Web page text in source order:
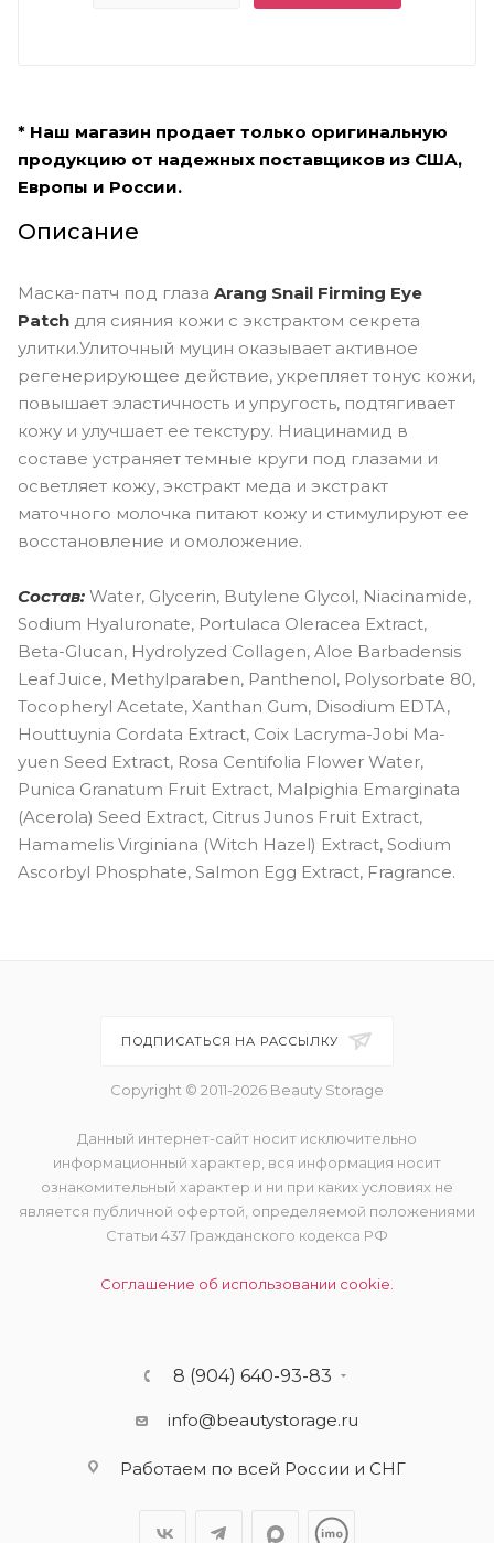
* Наш магазин продает только оригинальную
продукцию от надежных поставщиков из США,
Европы и России.
Описание
Маска-патч под глаза Arang Snail Firming Eye
Patch для сияния кожи с экстрактом секрета
улитки.Улиточный муцин оказывает активное
регенерирующее действие, укрепляет тонус кожи,
повышает эластичность и упругость, подтягивает
кожу и улучшает ее текстуру. Ниацинамид в
составе устраняет темные круги под глазами и
осветляет кожу, экстракт меда и экстракт
маточного молочка питают кожу и стимулируют ее
восстановление и омоложение.
Состав: Water, Glycerin, Butylene Glycol, Niacinamide,
Sodium Hyaluronate, Portulaca Oleracea Extract,
Beta-Glucan, Hydrolyzed Collagen, Aloe Barbadensis
Leaf Juice, Methylparaben, Panthenol, Polysorbate 80,
Tocopheryl Acetate, Xanthan Gum, Disodium EDTA,
Houttuynia Cordata Extract, Coix Lacryma-Jobi Ma-
yuen Seed Extract, Rosa Centifolia Flower Water,
Punica Granatum Fruit Extract, Malpighia Emarginata
(Acerola) Seed Extract, Citrus Junos Fruit Extract,
Hamamelis Virginiana (Witch Hazel) Extract, Sodium
Ascorbyl Phosphate, Salmon Egg Extract, Fragrance.
ПОДПИСАТЬСЯ НА РАССЫЛКУ
Copyright © 2011-2026 Beauty Storage
Данный интернет-сайт носит исключительно
информационный характер, вся информация носит
ознакомительный характер и ни при каких условиях не
является публичной офертой, определяемой положениями
Статьи 437 Гражданского кодекса РФ
Соглашение об использовании cookie.
8 (904) 640-93-83
info@beautystorage.ru
Работаем по всей России и СНГ